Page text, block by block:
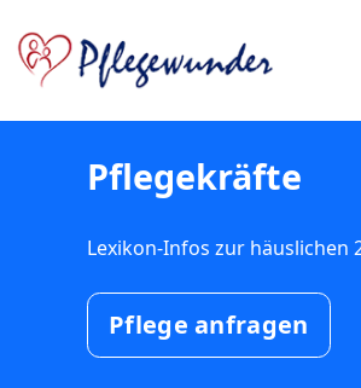
Pflegekräfte
Lexikon-Infos zur häuslichen
Pflege anfragen